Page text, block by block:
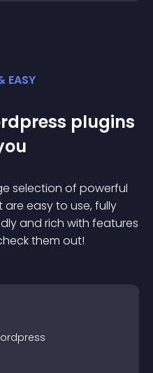
EASY
plugins
selection of powerful
are easy to use, fully
and rich with features
them out!